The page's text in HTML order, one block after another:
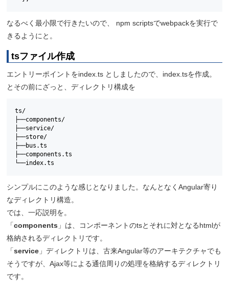
なるべく最小限で行きたいので、 npm scriptsでwebpackを実行で
きるようにと。
tsファイル作成
エントリーポイントをindex.ts としましたので、index.tsを作成。
とその前にざっと、ディレクトリ構成を
ts/
├──components/
├──service/
├──store/
├──bus.ts
├──components.ts
└──index.ts
シンプルにこのような感じとなりました。なんとなくAngular寄り
なディレクトリ構造。
では、一応説明を。
「components 」は、コンポーネントのtsとそれに対となるhtmlが
格納されるディレクトリです。
「service 」ディレクトリは、古来Angular等のアーキテクチャでも
そうですが、Ajax等による通信周りの処理を格納するディレクトリ
です。